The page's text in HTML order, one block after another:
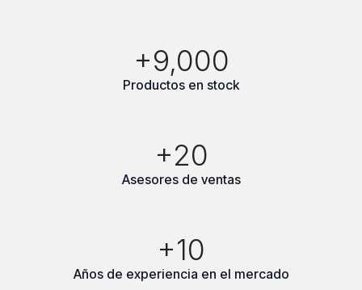
+9,000
Productos en stock
+20
Asesores de ventas
+10
Años de experiencia en el mercado